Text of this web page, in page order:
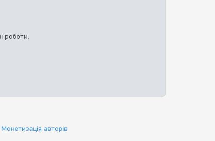
роботи.
Монетизація авторів